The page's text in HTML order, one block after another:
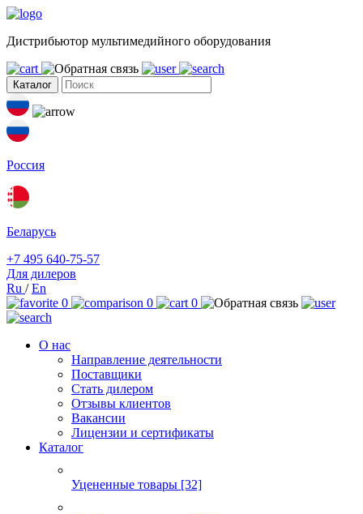
Дистрибьютор мультимедийного оборудования
Каталог
Россия
Беларусь
+7 495 640-75-57
Для дилеров
Ru /En
0
0 0
О нас
Направление деятельности
Поставщики
Стать дилером
Отзывы клиентов
Вакансии
Лицензии и сертификаты
Каталог
Уцененные товары [32]